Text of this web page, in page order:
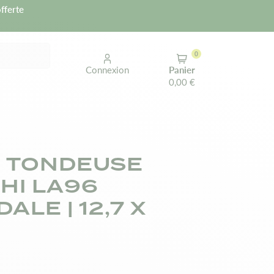
Connexion
Panier
0,00 €
0
LA96
| 12,7 X